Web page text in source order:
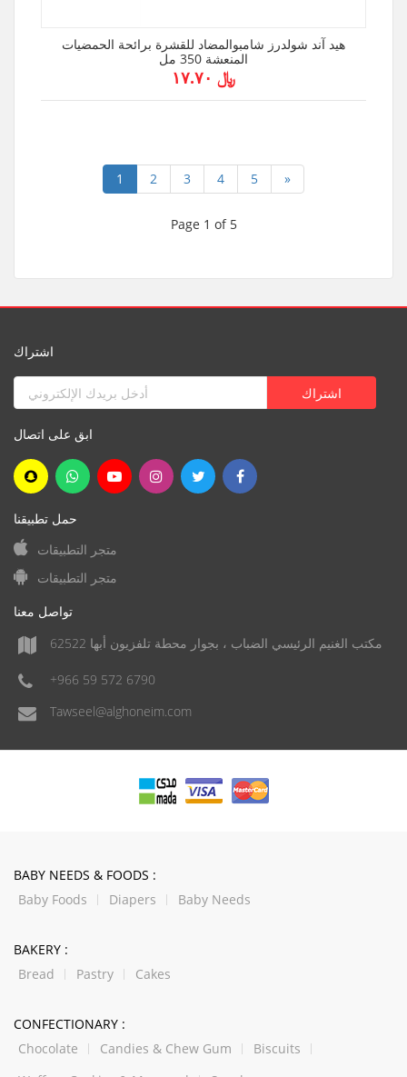
هيد آند شولدرز شامبوالمضاد للقشرة برائحة الحمضيات
المنعشة 350 مل
﷼ ۱۷.۷۰
1 2 3 4 5 »
Page 1 of 5
اشتراك
ابق على اتصال
حمل تطبيقنا
متجر التطبيقات
متجر التطبيقات
تواصل معنا
مكتب الغنيم الرئيسي الضباب ، بجوار محطة تلفزيون أبها 62522
+966 59 572 6790
Tawseel@alghoneim.com
BABY NEEDS & FOODS :
Baby Foods
Diapers Baby Needs
BAKERY :
Bread
Pastry Cakes
CONFECTIONARY :
Chocolate
Candies & Chew Gum
Biscuits